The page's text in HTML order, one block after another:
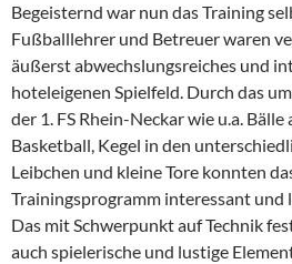
Begeisternd war nun das Training
Fußballlehrer und Betreuer waren
äußerst abwechslungsreiches und
hoteleigenen Spielfeld. Durch das
der 1. FS Rhein-Neckar wie u.a.
Basketball, Kegel in den
Leibchen und kleine Tore konnten
Trainingsprogramm interessant
Das mit Schwerpunkt auf Technik
auch spielerische und lustige